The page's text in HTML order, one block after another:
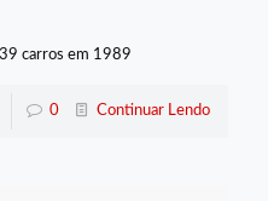
carros em 1989
0 Continuar Lendo